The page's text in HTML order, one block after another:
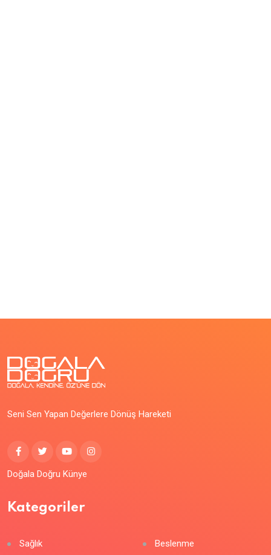
Seni Sen Yapan Değerlere Dönüş Hareketi
Doğala Doğru Künye
Kategoriler
Sağlık Beslenme